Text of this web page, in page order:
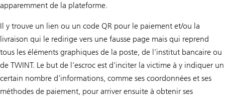
apparemment de la plateforme.
Il y trouve un lien ou un code QR pour le paiement et/ou la
livraison qui le redirige vers une fausse page mais qui reprend
tous les éléments graphiques de la poste, de l’institut bancaire ou
de TWINT. Le but de l’escroc est d’inciter la victime à y indiquer un
certain nombre d’informations, comme ses coordonnées et ses
méthodes de paiement, pour arriver ensuite à obtenir ses